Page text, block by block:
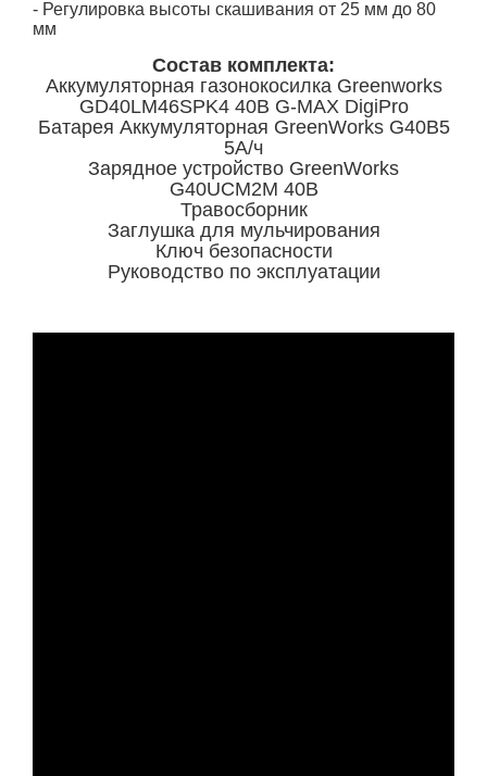
- Регулировка высоты скашивания от 25 мм до 80
мм
Состав комплекта:
Аккумуляторная газонокосилка Greenworks
GD40LM46SPK4 40В G-MAX DigiPro
Батарея Аккумуляторная GreenWorks G40B5
5А/ч
Зарядное устройство GreenWorks
G40UCM2M 40В
Травосборник
Заглушка для мульчирования
Ключ безопасности
Руководство по эксплуатации